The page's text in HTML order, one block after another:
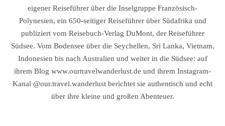
eigener Reiseführer über die Inselgruppe Französisch-
Polynesien, ein 650-seitiger Reiseführer über Südafrika und
publiziert vom Reisebuch-Verlag DuMont, der Reiseführer
Südsee. Vom Bodensee über die Seychellen, Sri Lanka, Vietnam,
Indonesien bis nach Australien und weiter in die Südsee: auf
ihrem Blog www.ourtravelwanderlust.de und ihrem Instagram-
Kanal @our.travel.wanderlust berichtet sie authentisch und echt
über ihre kleine und großen Abenteuer.